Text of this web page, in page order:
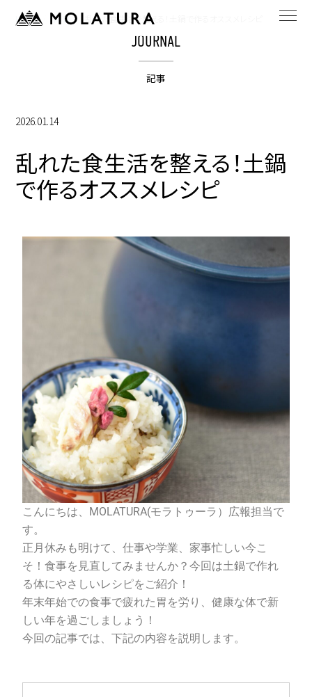
HOME 記事 乱れた食生活を整える！土鍋で作るオススメレシピ
JOURNAL
記事
2026.01.14
乱れた食生活を整える！土鍋
で作るオススメレシピ
こんにちは、 MOLATURA(モラトゥーラ）広報担当で
す。
正月休みも明けて、仕事や学業、家事忙しい今こ
そ！食事を見直してみませんか？今回は土鍋で作れ
る体にやさしいレシピをご紹介！
年末年始での食事で疲れた胃を労り、健康な体で新
しい年を過ごしましょう！
今回の記事では、下記の内容を説明します。